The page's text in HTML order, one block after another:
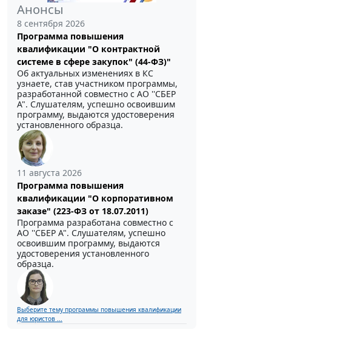
Анонсы
8 сентября 2026
Программа повышения
квалификации "О контрактной
системе в сфере закупок" (44-ФЗ)"
Об актуальных изменениях в КС
узнаете, став участником программы,
разработанной совместно с АО ''СБЕР
А". Слушателям, успешно освоившим
программу, выдаются удостоверения
установленного образца.
11 августа 2026
Программа повышения
квалификации "О корпоративном
заказе" (223-ФЗ от 18.07.2011)
Программа разработана совместно с
АО ''СБЕР А". Слушателям, успешно
освоившим программу, выдаются
удостоверения установленного
образца.
Выберите тему программы повышения квалификации
для юристов ...